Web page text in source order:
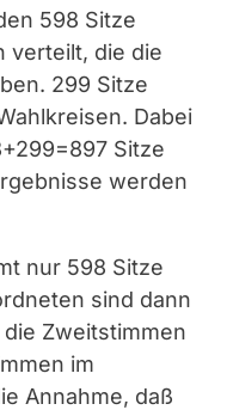
598 Sitze
verteilt, die die
299 Sitze
Dabei
Sitze
werden
nur 598 Sitze
sind dann
Zweitstimmen
im
Annahme, daß